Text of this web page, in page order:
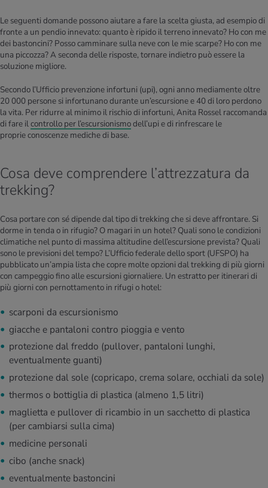
Le seguenti domande possono aiutare a fare la scelta giusta, ad esempio di
fronte a un pendio innevato: quanto è ripido il terreno innevato? Ho con me
dei bastoncini? Posso camminare sulla neve con le mie scarpe? Ho con me
una piccozza? A seconda delle risposte, tornare indietro può essere la
soluzione migliore.
Secondo l’Ufficio prevenzione infortuni (upi), ogni anno mediamente oltre
20 000 persone si infortunano durante un’escursione e 40 di loro perdono
la vita. Per ridurre al minimo il rischio di infortuni, Anita Rossel raccomanda
di fare ilcontrollo per l’escursionismodell’upi e di rinfrescare le
proprie conoscenze mediche di base.
Cosa deve comprendere l’attrezzatura da
trekking?
Cosa portare con sé dipende dal tipo di trekking che si deve affrontare. Si
dorme in tenda o in rifugio? O magari in un hotel? Quali sono le condizioni
climatiche nel punto di massima altitudine dell’escursione prevista? Quali
sono le previsioni del tempo? L’Ufficio federale dello sport (UFSPO) ha
pubblicato un’ampia lista che copre molte opzioni dal trekking di più giorni
con campeggio fino alle escursioni giornaliere. Un estratto per itinerari di
più giorni con pernottamento in rifugi o hotel:
scarponi da escursionismo
giacche e pantaloni contro pioggia e vento
protezione dal freddo (pullover, pantaloni lunghi,
eventualmente guanti)
protezione dal sole (copricapo, crema solare, occhiali da sole)
thermos o bottiglia di plastica (almeno 1,5 litri)
maglietta e pullover di ricambio in un sacchetto di plastica
(per cambiarsi sulla cima)
medicine personali
cibo (anche snack)
eventualmente bastoncini